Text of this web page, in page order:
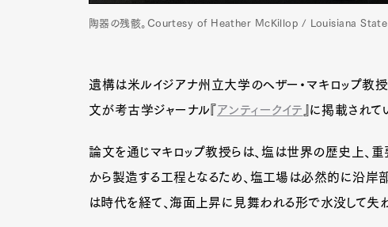
陶器の残骸。Courtesy of Heather McKillop / Louisiana
遺構は米ルイジアナ州立大学のヘザー・マキロップ教
文が考古学ジャーナル『アンティークイテ 』に掲載されて
論文を通じマキロップ教授らは、塩は世界の歴史上、
から製造する工程となるため、塩工場は必然的に沿岸
は時代を経て、海面上昇に見舞われる形で水没して失わ